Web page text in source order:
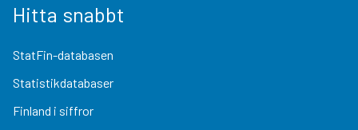
Hitta snabbt
StatFin-databasen
Statistikdatabaser
Finland i siffror